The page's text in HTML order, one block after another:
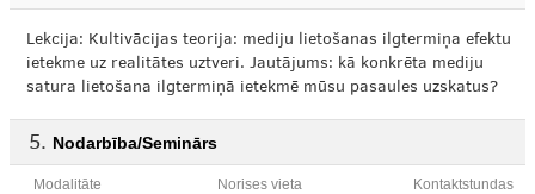
Lekcija: Kultivācijas teorija: mediju lietošanas ilgtermiņa efektu
ietekme uz realitātes uztveri. Jautājums: kā konkrēta mediju
satura lietošana ilgtermiņā ietekmē mūsu pasaules uzskatus?
Nodarbība/Seminārs
Modalitāte Norises vieta Kontaktstundas